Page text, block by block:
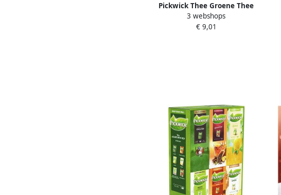
Pickwick Thee Groene Thee
Citroen 100 zakjes met envelop
3 webshops
€ 9,01